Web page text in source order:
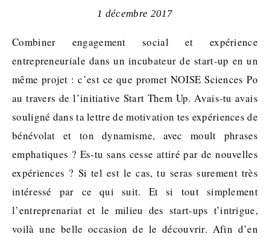
1 décembre 2017
Combiner engagement social et expérience
entrepreneuriale dans un incubateur de start-up en un
même projet : c’est ce que promet NOISE Sciences Po
au travers de l’initiative Start Them Up. Avais-tu avais
souligné dans ta lettre de motivation tes expériences de
bénévolat et ton dynamisme, avec moult phrases
emphatiques ? Es-tu sans cesse attiré par de nouvelles
expériences ? Si tel est le cas, tu seras surement très
intéressé par ce qui suit. Et si tout simplement
l’entreprenariat et le milieu des start-ups t’intrigue,
voilà une belle occasion de le découvrir. Afin d’en